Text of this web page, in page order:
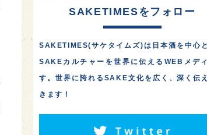
SAKETIMESをフォロー
SAKETIMES(サケタイムズ)は日本酒を中心
SAKEカルチャーを世界に伝えるWEBメデ
す。世界に誇れるSAKE文化を広く、深く伝
きます！